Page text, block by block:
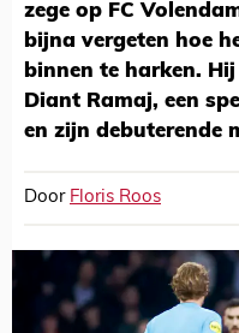
zege op FC
bijna vergeten hoe
binnen te harken.
Diant Ramaj, een
en zijn debuterende
Door Floris Roos